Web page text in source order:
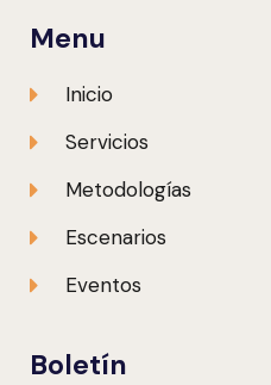
Menu
Inicio
Servicios
Metodologías
Escenarios
Eventos
Boletín